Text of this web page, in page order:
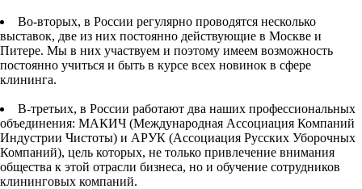
Во-вторых, в России регулярно проводятся несколько
выставок, две из них постоянно действующие в Москве и
Питере. Мы в них участвуем и поэтому имеем возможность
постоянно учиться и быть в курсе всех новинок в сфере
клининга.
В-третьих, в России работают два наших профессиональных
объединения: МАКИЧ (Международная Ассоциация Компаний
Индустрии Чистоты) и АРУК (Ассоциация Русских Уборочных
Компаний), цель которых, не только привлечение внимания
общества к этой отрасли бизнеса, но и обучение сотрудников
клининговых компаний.